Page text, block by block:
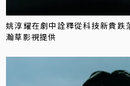
姚淳耀在劇中詮釋從科技新貴
瀚草影視提供